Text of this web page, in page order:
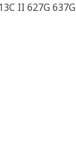
II 627G 637G